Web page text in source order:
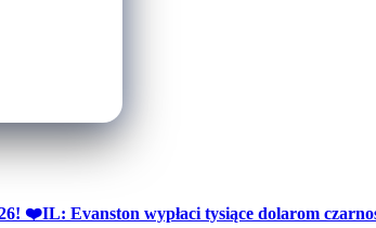
❤️IL: Evanston wypłaci tysiące dolarom